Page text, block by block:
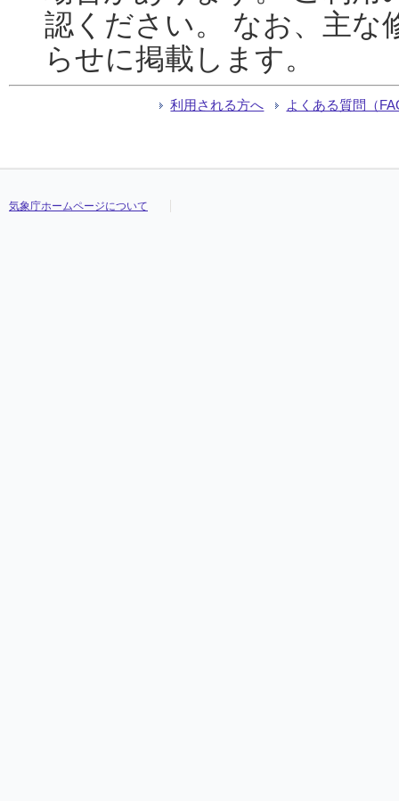
認ください。 なお、主な
らせに掲載します。
利用される方へ よくある質問（
気象庁ホームページについて